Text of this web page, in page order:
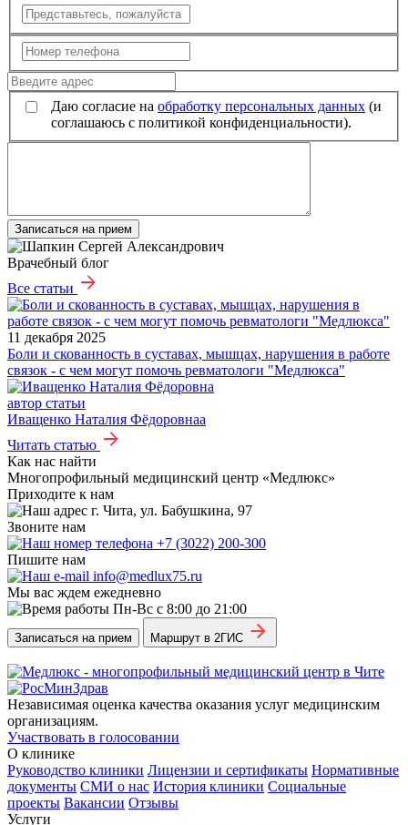
Даю согласие на обработку персональных данных (и
соглашаюсь с политикой конфиденциальности).
Записаться на прием
Врачебный блог
Все статьи
11 декабря 2025
Боли и скованность в суставах, мышцах, нарушения в работе
связок - с чем могут помочь ревматологи "Медлюкса"
автор статьи
Иващенко Наталия Фёдоровнаа
Читать статью
Как нас найти
Многопрофильный медицинский центр «Медлюкс»
Приходите к нам
г. Чита, ул. Бабушкина, 97
Звоните нам
+7 (3022) 200-300
Пишите нам
info@medlux75.ru
Мы вас ждем ежедневно
Пн-Вс с 8:00 до 21:00
Записаться на прием Маршрут в 2ГИС
Независимая оценка качества оказания услуг медицинским
организациям.
Участвовать в голосовании
О клинике
Руководство клиники Лицензии и сертификаты Нормативные
документы СМИ о нас История клиники Социальные
проекты Вакансии Отзывы
Услуги